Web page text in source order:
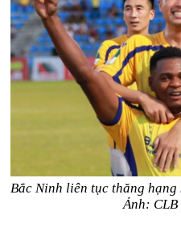
Bắc Ninh liên tục thăng
Ảnh: